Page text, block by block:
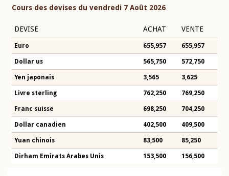
Cours des devises du vendredi 7 Août 2026
DEVISE ACHAT VENTE
Euro 655,957 655,957
Dollar us 565,750 572,750
Yen japonais 3,565 3,625
Livre sterling 762,250 769,250
Franc suisse 698,250 704,250
Dollar canadien 402,500 409,500
Yuan chinois 83,500 85,250
Dirham Emirats Arabes Unis 153,500 156,500